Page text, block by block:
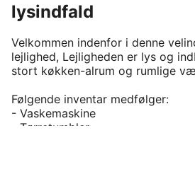
lysindfald
Velkommen indenfor i denne
lejlighed, Lejligheden er lys og
stort køkken-alrum og rumlige
Følgende inventar medfølger:
- Vaskemaskine
- Tørretumbler